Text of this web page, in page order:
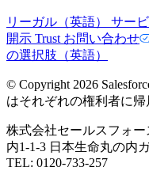
リーガル（英語） サー
開示 Trust お問い合わせ
の選択肢（英語）
© Copyright 2026
はそれぞれの権利者に帰
株式会社セールスフォ
内1-1-3 日本生命丸の内
TEL: 0120-733-257